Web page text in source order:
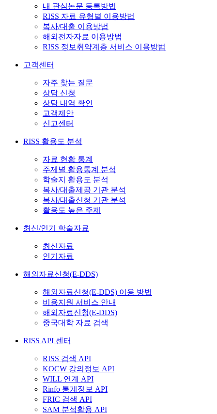
내 관심논문 등록방법
RISS 자료 유형별 이용방법
복사/대출 이용방법
해외전자자료 이용방법
RISS 정보취약계층 서비스 이용방법
고객센터
자주 찾는 질문
상담 신청
상담 내역 확인
고객제안
신고센터
RISS 활용도 분석
자료 현황 통계
주제별 활용통계 분석
학술지 활용도 분석
복사/대출제공 기관 분석
복사/대출신청 기관 분석
활용도 높은 주제
최신/인기 학술자료
최신자료
인기자료
해외자료신청(E-DDS)
해외자료신청(E-DDS) 이용 방법
비용지원 서비스 안내
해외자료신청(E-DDS)
중국대학 자료 검색
RISS API 센터
RISS 검색 API
KOCW 강의정보 API
WILL 연계 API
Rinfo 통계정보 API
FRIC 검색 API
SAM 분석활용 API